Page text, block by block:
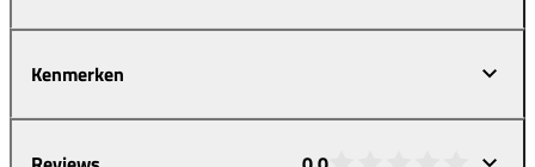
Kenmerken